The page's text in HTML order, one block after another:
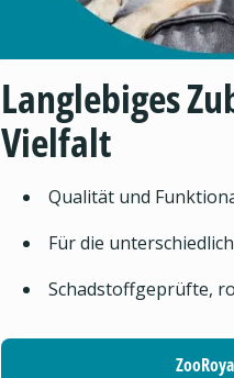
Langlebiges
Vielfalt
Qualität und
Für die
Schadstoffgeprüfte,